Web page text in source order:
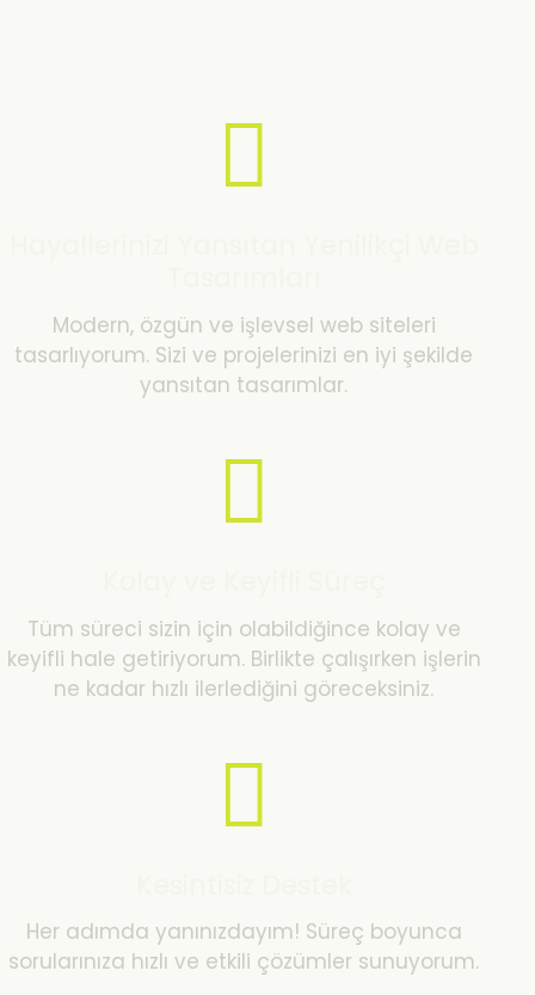
Modern, özgün ve işlevsel web siteleri
tasarlıyorum. Sizi ve projelerinizi en iyi şekilde
yansıtan tasarımlar.
Tüm süreci sizin için olabildiğince kolay ve
keyifli hale getiriyorum. Birlikte çalışırken işlerin
ne kadar hızlı ilerlediğini göreceksiniz.
Her adımda yanınızdayım! Süreç boyunca
sorularınıza hızlı ve etkili çözümler sunuyorum.